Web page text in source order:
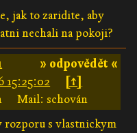
jak to zaridite, aby
nechali na pokoji?
» odpovědět «
15:25:02
[↑]
Mail: schován
rozporu s vlastnickym